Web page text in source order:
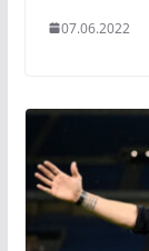
07.06.2022